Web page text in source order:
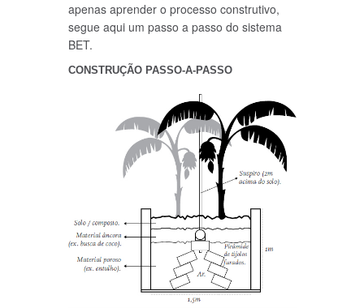
apenas aprender o processo construtivo,
segue aqui um passo a passo do sistema
BET.
CONSTRUÇÃO PASSO-A-PASSO